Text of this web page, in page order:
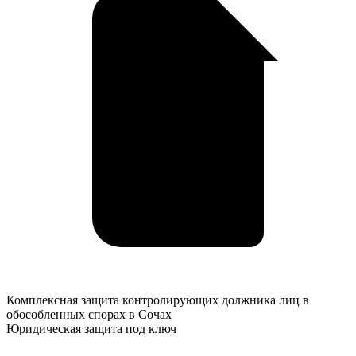
Комплексная
защита
контролирующих
Комплексная защита контролирующих должника лиц в
обособленных спорах в Сочах
Юридическая защита под ключ